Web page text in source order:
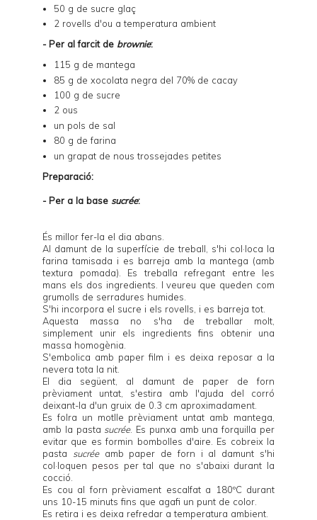
50 g de sucre glaç
2 rovells d'ou a temperatura ambient
- Per al farcit de brownie:
115 g de mantega
85 g de xocolata negra del 70% de cacay
100 g de sucre
2 ous
un pols de sal
80 g de farina
un grapat de nous trossejades petites
Preparació:
- Per a la base sucrée:
És millor fer-la el dia abans.
Al damunt de la superfície de treball, s'hi col·loca la
farina tamisada i es barreja amb la mantega (amb
textura pomada). Es treballa refregant entre les
mans els dos ingredients. I veureu que queden com
grumolls de serradures humides.
S'hi incorpora el sucre i els rovells, i es barreja tot.
Aquesta massa no s'ha de treballar molt,
simplement unir els ingredients fins obtenir una
massa homogènia.
S'embolica amb paper film i es deixa reposar a la
nevera tota la nit.
El dia següent, al damunt de paper de forn
prèviament untat, s'estira amb l'ajuda del corró
deixant-la d'un gruix de 0.3 cm aproximadament.
Es folra un motlle prèviament untat amb mantega,
amb la pasta sucrée. Es punxa amb una forquilla per
evitar que es formin bombolles d'aire. Es cobreix la
pasta sucréeamb paper de forn i al damunt s'hi
col·loquen pesos per tal que no s'abaixi durant la
cocció.
Es cou al forn prèviament escalfat a 180ºC durant
uns 10-15 minuts fins que agafi un punt de color.
Es retira i es deixa refredar a temperatura ambient.